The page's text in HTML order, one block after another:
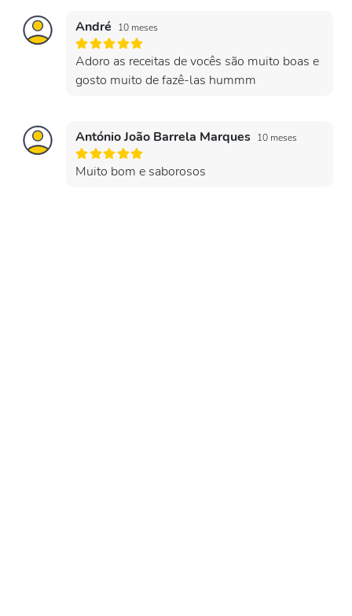
André 10 meses
Adoro as receitas de vocês são muito boas e
gosto muito de fazê-las hummm
António João Barrela Marques 10 meses
Muito bom e saborosos